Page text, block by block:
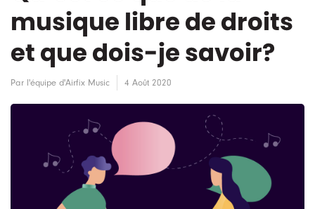
musique libre de droits
et que dois-je savoir?
Par l'équipe d'Airfix Music 4 Août 2020